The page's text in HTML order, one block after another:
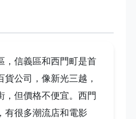
，信義區和西門町是首
公司，像新光三越，
，但價格不便宜。西門
有很多潮流店和電影